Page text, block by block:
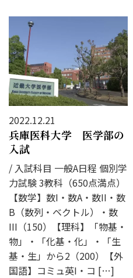
2022.12.21
兵庫医科大学 医学部の
入試
/ 入試科目 一般A日程 個別学
力試験 3教科（650点満点）
【数学】数I・数A・数II・数
B（数列・ベクトル）・数
III（150）【理科】「物基・
物」・「化基・化」・「生
基・生」から2（200）【外
国語】コミュ英I・コ […]